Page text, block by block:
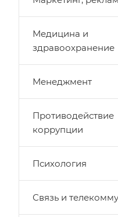
Медицина и
здравоохранение
Менеджмент
Противодействие
коррупции
Психология
Связь и